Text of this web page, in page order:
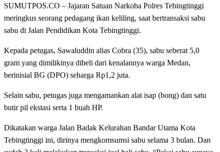
SUMUTPOS.CO – Jajaran Satuan Narkoba Polres Tebingtinggi
meringkus seorang pedagang ikan keliling, saat bertransaksi sabu
sabu di Jalan Pendidikan Kota Tebingtinggi.
Kepada petugas, Sawaluddin alias Cobra (35), sabu seberat 5,0
gram yang dimilikinya dibeli dari kenalannya warga Medan,
berinisial BG (DPO) seharga Rp1,2 juta.
Selain sabu, petugas juga mengamankan alat isap (bong) dan satu
butir pil ekstasi serta 1 buah HP.
Dikatakan warga Jalan Badak Kelurahan Bandar Utama Kota
Tebingtinggi ini, dirinya mengkomsumsi sabu selama 3 bulan. Dan